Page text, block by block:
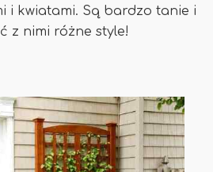
i kwiatami. Są bardzo tanie i
z nimi różne style!